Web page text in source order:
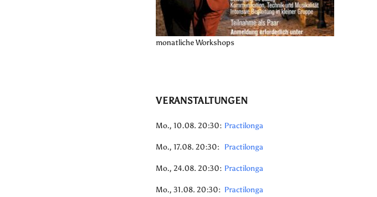
monatliche Workshops
VERANSTALTUNGEN
Mo., 10.08. 20:30: Practilonga
Mo., 17.08. 20:30: Practilonga
Mo., 24.08. 20:30: Practilonga
Mo., 31.08. 20:30: Practilonga